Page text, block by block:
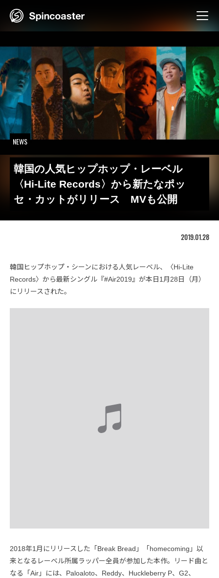
NEWS
韓国の人気ヒップホップ・レーベル
〈Hi-Lite Records〉から新たなポッ
セ・カットがリリース MVも公開
2019.01.28
韓国ヒップホップ・シーンにおける人気レーベル、〈Hi-Lite
Records〉から最新シングル『#Air2019』が本日1月28日（月）
にリリースされた。
2018年1月にリリースした「Break Bread」「homecoming」以
来となるレーベル所属ラッパー全員が参加した本作。リード曲と
なる「Air」には、Paloaloto、Reddy、Huckleberry P、G2、